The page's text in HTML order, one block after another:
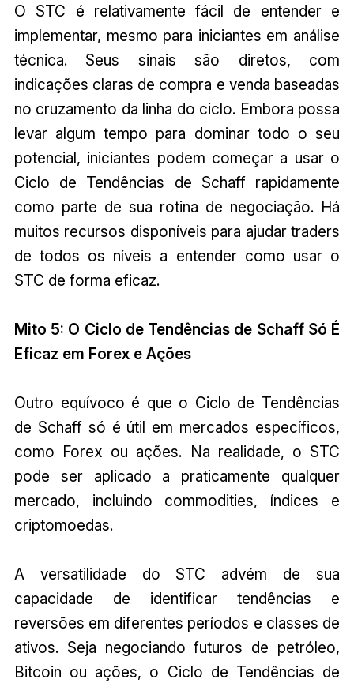
O STC é relativamente fácil de entender e
implementar, mesmo para iniciantes em análise
técnica. Seus sinais são diretos, com
indicações claras de compra e venda baseadas
no cruzamento da linha do ciclo. Embora possa
levar algum tempo para dominar todo o seu
potencial, iniciantes podem começar a usar o
Ciclo de Tendências de Schaff rapidamente
como parte de sua rotina de negociação. Há
muitos recursos disponíveis para ajudar traders
de todos os níveis a entender como usar o
STC de forma eficaz.
Mito 5: O Ciclo de Tendências de Schaff Só É
Eficaz em Forex e Ações
Outro equívoco é que o Ciclo de Tendências
de Schaff só é útil em mercados específicos,
como Forex ou ações. Na realidade, o STC
pode ser aplicado a praticamente qualquer
mercado, incluindo commodities, índices e
criptomoedas.
A versatilidade do STC advém de sua
capacidade de identificar tendências e
reversões em diferentes períodos e classes de
ativos. Seja negociando futuros de petróleo,
Bitcoin ou ações, o Ciclo de Tendências de